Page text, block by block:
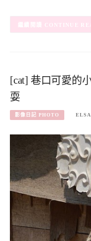
CONTINUE
[cat] 巷口可愛的
耍
影像日記 PHOTO